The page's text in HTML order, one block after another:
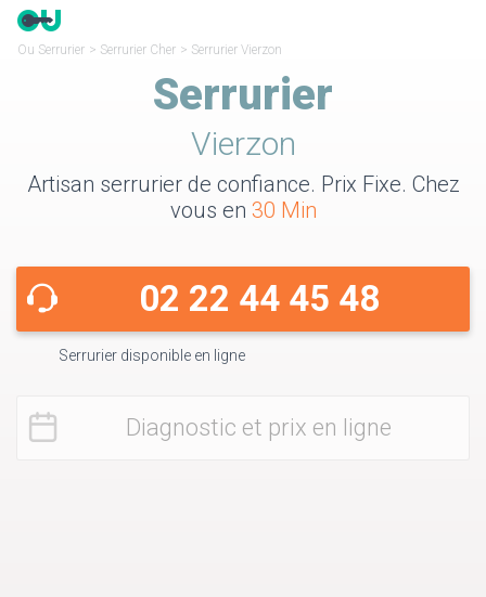
Ou Serrurier > Serrurier Cher > Serrurier Vierzon
Serrurier
Vierzon
Artisan serrurier de confiance. Prix Fixe. Chez
vous en 30 Min
02 22 44 45 48
Serrurier disponible en ligne
Diagnostic et prix en ligne